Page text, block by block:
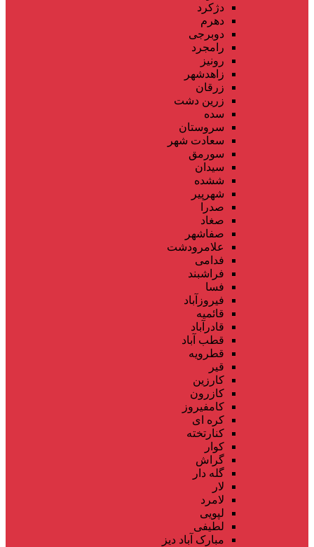
دژکرد
دهرم
دوبرجی
رامجرد
رونیز
زاهدشهر
زرقان
زرین دشت
سده
سروستان
سعادت شهر
سورمق
سیدان
ششده
شهرپیر
صدرا
صغاد
صفاشهر
علامرودشت
فدامی
فراشبند
فسا
فیروزآباد
قائمیه
قادرآباد
قطب آباد
قطرویه
قیر
کارزین
کازرون
کامفیروز
کره ای
کنارتخته
کوار
گراش
گله دار
لار
لامرد
لپویی
لطیفی
مبارک آباد دیز